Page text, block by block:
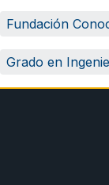
Fundación
Grado en